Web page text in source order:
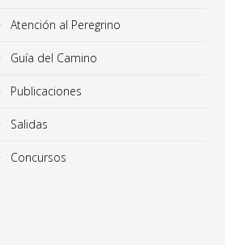
Atención al Peregrino
Guía del Camino
Publicaciones
Salidas
Concursos